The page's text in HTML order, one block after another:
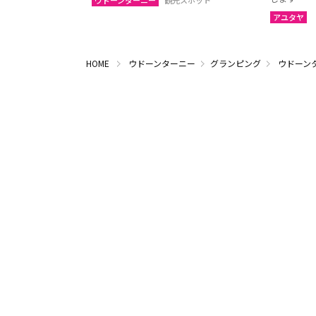
アユタヤ
HOME ウドーンターニー グランピング ウドーン